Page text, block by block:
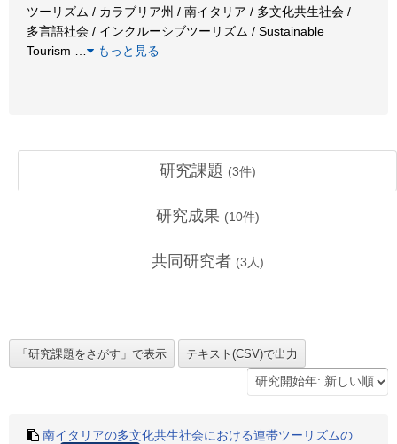
ツーリズム / カラブリア州 / 南イタリア / 多文化共生社会 /
多言語社会 / インクルーシブツーリズム / Sustainable
Tourism
もっと見る
研究課題 (3件)
研究成果 (10件)
共同研究者 (3 人)
南イタリアの多文化共生社会における連帯ツーリズムの